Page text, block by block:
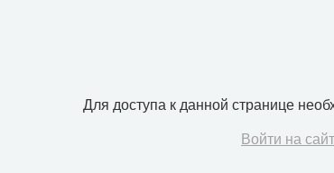
Для доступа к данной странице
Войти на сайт